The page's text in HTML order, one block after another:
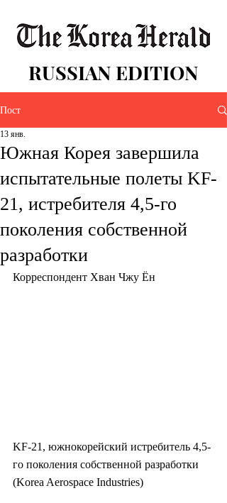
RUSSIAN EDITION
Пост
Южная Корея завершила
испытательные полеты KF-
21, истребителя 4,5-го
поколения собственной
разработки
13 янв.
Корреспондент Хван Чжу Ён
KF-21, южнокорейский истребитель 4,5-
го поколения собственной разработки
(Korea Aerospace Industries)